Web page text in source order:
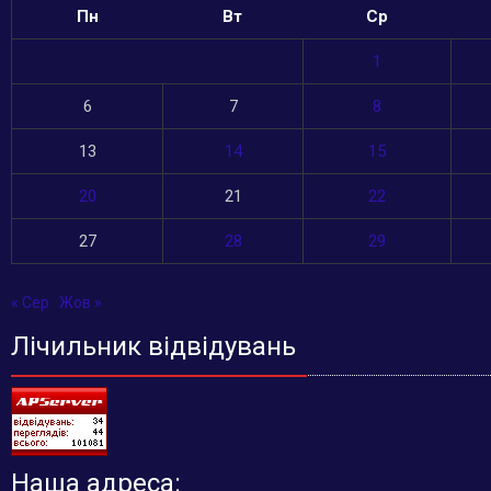
Пн Вт Ср
1
6 7 8
13 14 15
20 21 22
27 28 29
« Сер Жов »
Лічильник відвідувань
Наша адреса: